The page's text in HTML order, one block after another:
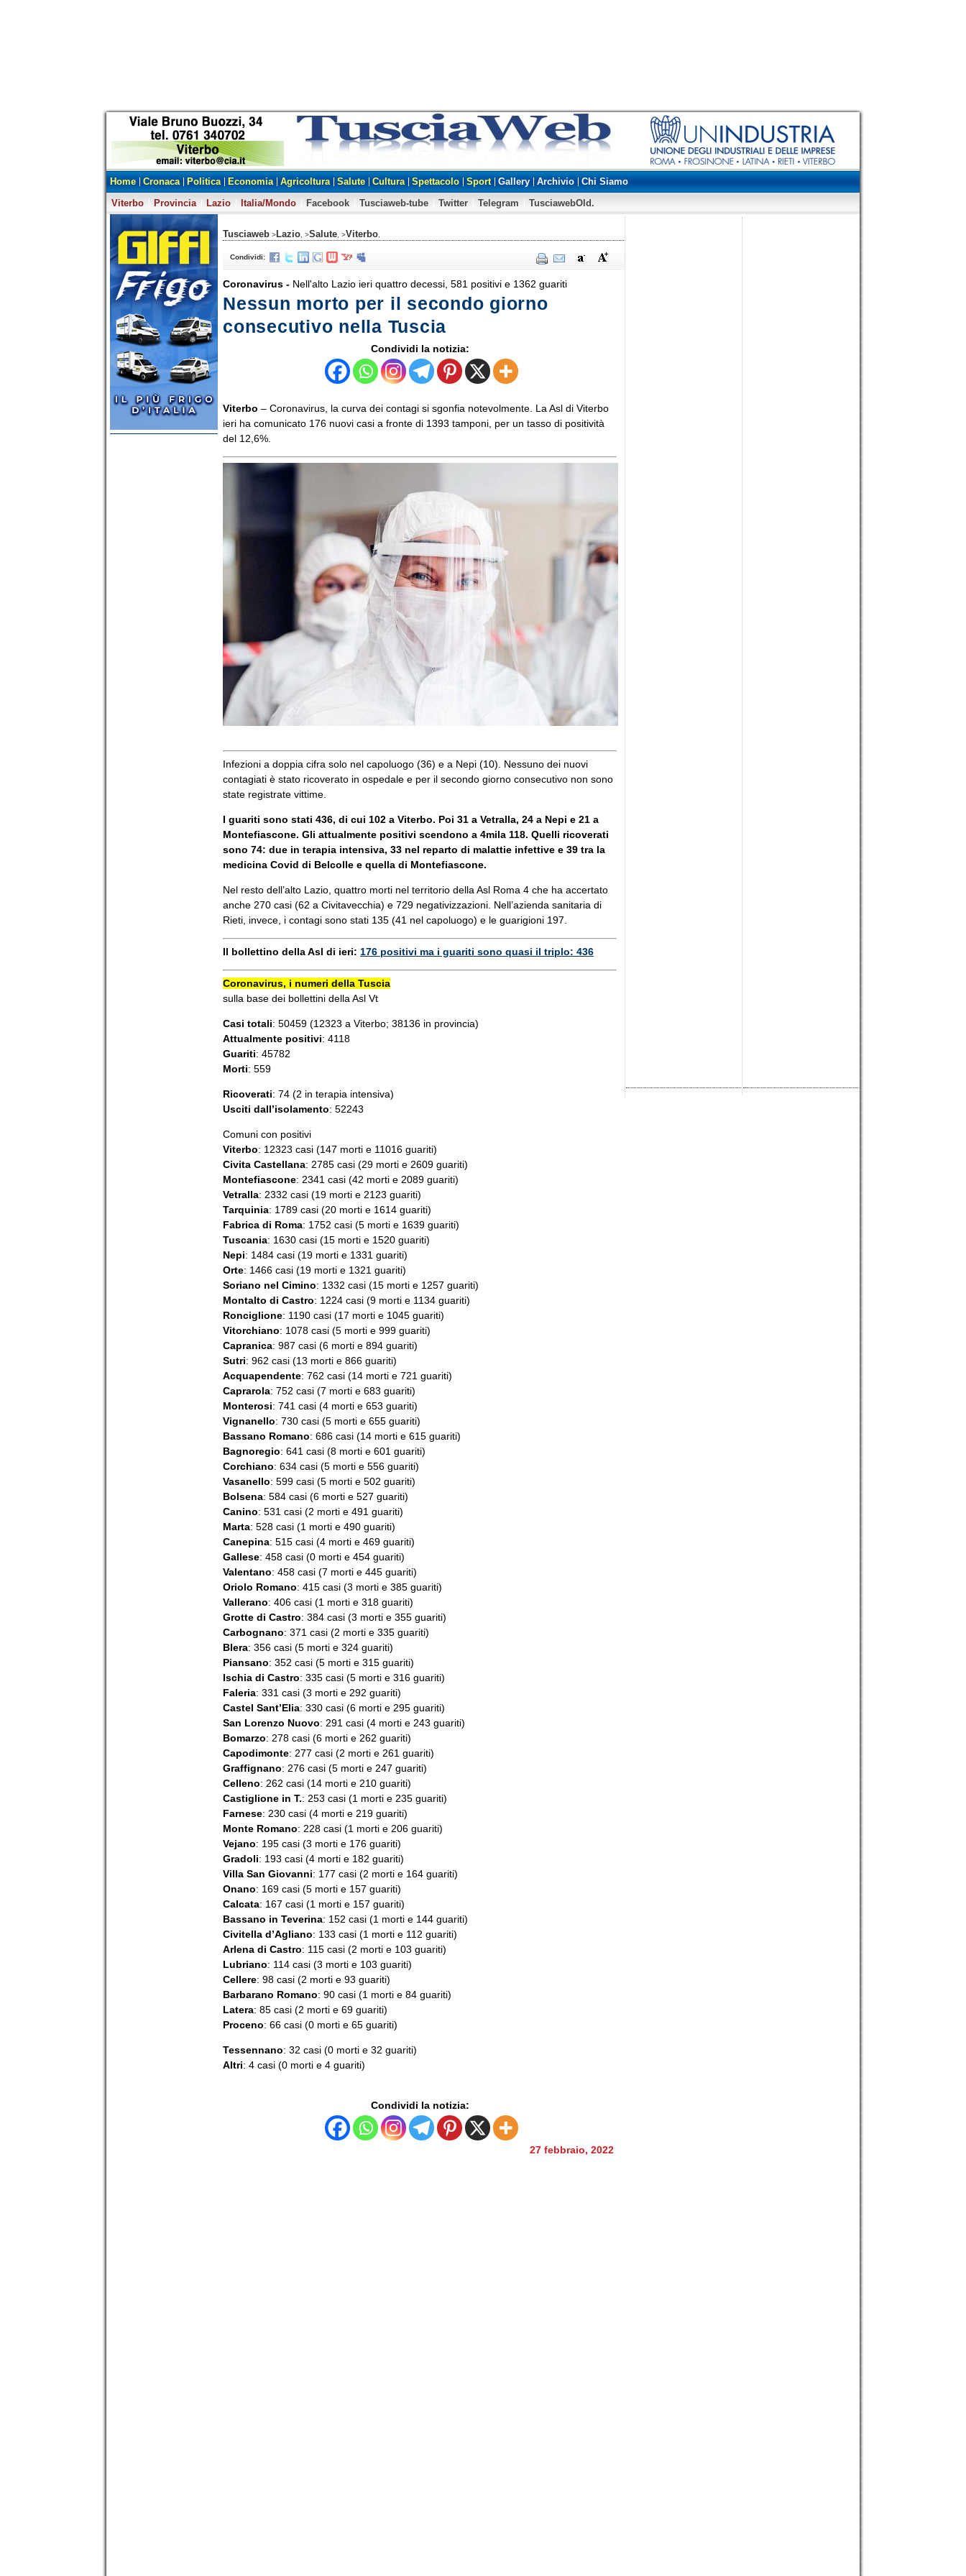
Home Cronaca Politica Economia Agricoltura Salute Cultura Spettacolo Sport Gallery Archivio
Chi Siamo
Viterbo
Provincia Lazio Italia/Mondo Facebook Tusciaweb-tube Twitter Telegram TusciawebOld.
Tusciaweb >Lazio , >Salute , >Viterbo
Condividi:
Coronavirus - Nell'alto Lazio ieri quattro decessi, 581 positivi e 1362 guariti
Nessun morto per il secondo giorno
consecutivo nella Tuscia
Condividi la notizia:
Viterbo – Coronavirus, la curva dei contagi si sgonfia notevolmente. La Asl di Viterbo
ieri ha comunicato 176 nuovi casi a fronte di 1393 tamponi, per un tasso di positività
del 12,6%.
Infezioni a doppia cifra solo nel capoluogo (36) e a Nepi (10). Nessuno dei nuovi
contagiati è stato ricoverato in ospedale e per il secondo giorno consecutivo non sono
state registrate vittime.
I guariti sono stati 436, di cui 102 a Viterbo. Poi 31 a Vetralla, 24 a Nepi e 21 a
Montefiascone. Gli attualmente positivi scendono a 4mila 118. Quelli ricoverati
sono 74: due in terapia intensiva, 33 nel reparto di malattie infettive e 39 tra la
medicina Covid di Belcolle e quella di Montefiascone.
Nel resto dell’alto Lazio, quattro morti nel territorio della Asl Roma 4 che ha accertato
anche 270 casi (62 a Civitavecchia) e 729 negativizzazioni. Nell’azienda sanitaria di
Rieti, invece, i contagi sono stati 135 (41 nel capoluogo) e le guarigioni 197.
Il bollettino della Asl di ieri: 176 positivi ma i guariti sono quasi il triplo: 436
Coronavirus, i numeri della Tuscia
sulla base dei bollettini della Asl Vt
Casi totali: 50459 (12323 a Viterbo; 38136 in provincia)
Attualmente positivi: 4118
Guariti: 45782
Morti: 559
Ricoverati: 74 (2 in terapia intensiva)
Usciti dall’isolamento: 52243
Comuni con positivi
Viterbo: 12323 casi (147 morti e 11016 guariti)
Civita Castellana: 2785 casi (29 morti e 2609 guariti)
Montefiascone: 2341 casi (42 morti e 2089 guariti)
Vetralla: 2332 casi (19 morti e 2123 guariti)
Tarquinia: 1789 casi (20 morti e 1614 guariti)
Fabrica di Roma: 1752 casi (5 morti e 1639 guariti)
Tuscania: 1630 casi (15 morti e 1520 guariti)
Nepi: 1484 casi (19 morti e 1331 guariti)
Orte: 1466 casi (19 morti e 1321 guariti)
Soriano nel Cimino: 1332 casi (15 morti e 1257 guariti)
Montalto di Castro: 1224 casi (9 morti e 1134 guariti)
Ronciglione: 1190 casi (17 morti e 1045 guariti)
Vitorchiano: 1078 casi (5 morti e 999 guariti)
Capranica: 987 casi (6 morti e 894 guariti)
Sutri: 962 casi (13 morti e 866 guariti)
Acquapendente: 762 casi (14 morti e 721 guariti)
Caprarola: 752 casi (7 morti e 683 guariti)
Monterosi: 741 casi (4 morti e 653 guariti)
Vignanello: 730 casi (5 morti e 655 guariti)
Bassano Romano: 686 casi (14 morti e 615 guariti)
Bagnoregio: 641 casi (8 morti e 601 guariti)
Corchiano: 634 casi (5 morti e 556 guariti)
Vasanello: 599 casi (5 morti e 502 guariti)
Bolsena: 584 casi (6 morti e 527 guariti)
Canino: 531 casi (2 morti e 491 guariti)
Marta: 528 casi (1 morti e 490 guariti)
Canepina: 515 casi (4 morti e 469 guariti)
Gallese: 458 casi (0 morti e 454 guariti)
Valentano: 458 casi (7 morti e 445 guariti)
Oriolo Romano: 415 casi (3 morti e 385 guariti)
Vallerano: 406 casi (1 morti e 318 guariti)
Grotte di Castro: 384 casi (3 morti e 355 guariti)
Carbognano: 371 casi (2 morti e 335 guariti)
Blera: 356 casi (5 morti e 324 guariti)
Piansano: 352 casi (5 morti e 315 guariti)
Ischia di Castro: 335 casi (5 morti e 316 guariti)
Faleria: 331 casi (3 morti e 292 guariti)
Castel Sant’Elia: 330 casi (6 morti e 295 guariti)
San Lorenzo Nuovo: 291 casi (4 morti e 243 guariti)
Bomarzo: 278 casi (6 morti e 262 guariti)
Capodimonte: 277 casi (2 morti e 261 guariti)
Graffignano: 276 casi (5 morti e 247 guariti)
Celleno: 262 casi (14 morti e 210 guariti)
Castiglione in T.: 253 casi (1 morti e 235 guariti)
Farnese: 230 casi (4 morti e 219 guariti)
Monte Romano: 228 casi (1 morti e 206 guariti)
Vejano: 195 casi (3 morti e 176 guariti)
Gradoli: 193 casi (4 morti e 182 guariti)
Villa San Giovanni: 177 casi (2 morti e 164 guariti)
Onano: 169 casi (5 morti e 157 guariti)
Calcata: 167 casi (1 morti e 157 guariti)
Bassano in Teverina: 152 casi (1 morti e 144 guariti)
Civitella d’Agliano: 133 casi (1 morti e 112 guariti)
Arlena di Castro: 115 casi (2 morti e 103 guariti)
Lubriano: 114 casi (3 morti e 103 guariti)
Cellere: 98 casi (2 morti e 93 guariti)
Barbarano Romano: 90 casi (1 morti e 84 guariti)
Latera: 85 casi (2 morti e 69 guariti)
Proceno: 66 casi (0 morti e 65 guariti)
Tessennano: 32 casi (0 morti e 32 guariti)
Altri: 4 casi (0 morti e 4 guariti)
Condividi la notizia:
27 febbraio, 2022